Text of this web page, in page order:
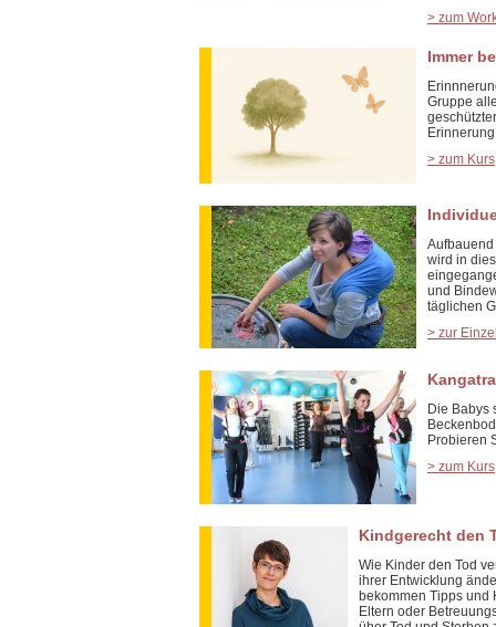
> zum
Immer
Gruppe
> zum Kurs
wird in
und
täglichen
> zur
Die Babys
Probieren
> zum Kurs
Kindgerecht den
Wie Kinder den Tod
ihrer Entwicklung
bekommen Tipps und
Eltern oder